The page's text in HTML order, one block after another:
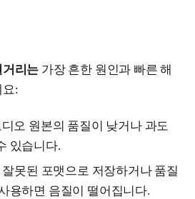
거리는 가장 흔한 원인과 빠른 해
요:
디오 원본의 품질이 낮거나 과도
있습니다.
잘못된 포맷으로 저장하거나 품질
용하면 음질이 떨어집니다.